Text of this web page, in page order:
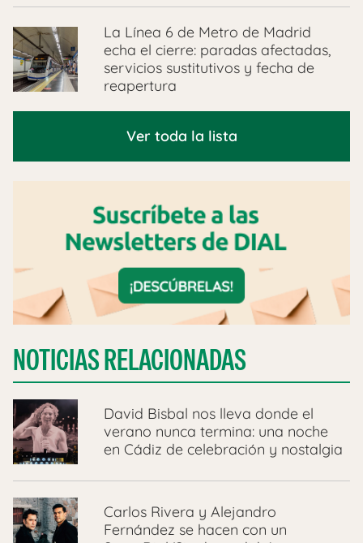
La Línea 6 de Metro de Madrid
echa el cierre: paradas afectadas,
servicios sustitutivos y fecha de
reapertura
Ver toda la lista
NOTICIAS RELACIONADAS
David Bisbal nos lleva donde el
verano nunca termina: una noche
en Cádiz de celebración y nostalgia
Carlos Rivera y Alejandro
Fernández se hacen con un